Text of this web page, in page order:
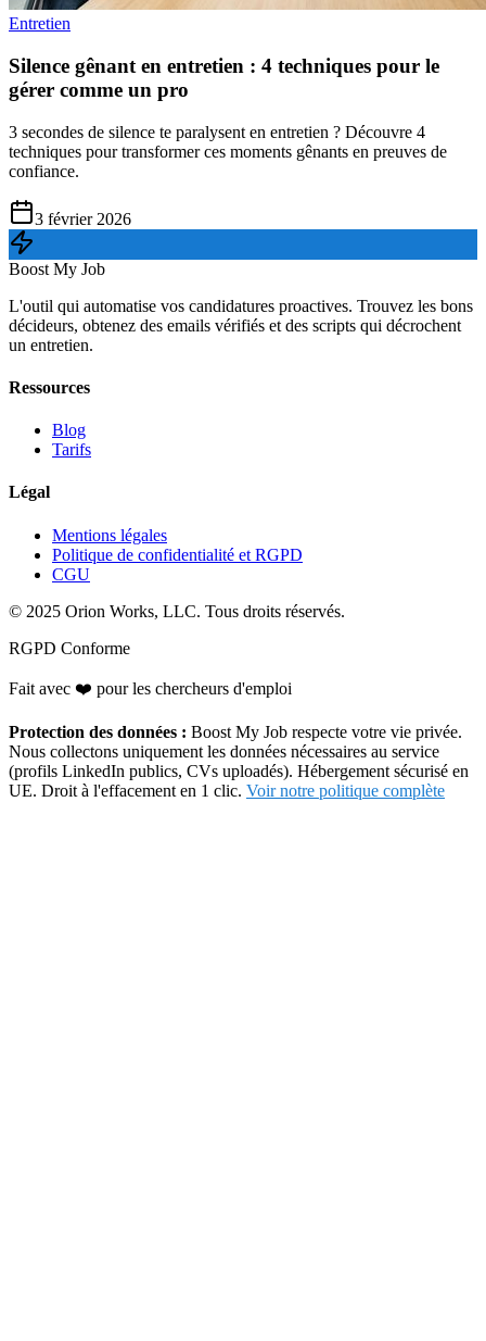
Entretien
Silence gênant en entretien : 4 techniques pour le
gérer comme un pro
3 secondes de silence te paralysent en entretien ? Découvre 4
techniques pour transformer ces moments gênants en preuves de
confiance.
3 février 2026
Boost My Job
L'outil qui automatise vos candidatures proactives. Trouvez les bons
décideurs, obtenez des emails vérifiés et des scripts qui décrochent
un entretien.
Ressources
Blog
Tarifs
Légal
Mentions légales
Politique de confidentialité et RGPD
CGU
© 2025 Orion Works, LLC. Tous droits réservés.
RGPD Conforme
Fait avec ❤️ pour les chercheurs d'emploi
Protection des données : Boost My Job respecte votre vie privée.
Nous collectons uniquement les données nécessaires au service
(profils LinkedIn publics, CVs uploadés). Hébergement sécurisé en
UE. Droit à l'effacement en 1 clic. Voir notre politique complète